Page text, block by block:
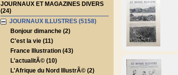
JOURNAUX ET MAGAZINES DIVERS
(24)
JOURNAUX ILLUSTRES (5158)
Bonjour dimanche (2)
C'est la vie (11)
France Illustration (43)
L'actualitÃ© (10)
L'Afrique du Nord IllustrÃ© (2)